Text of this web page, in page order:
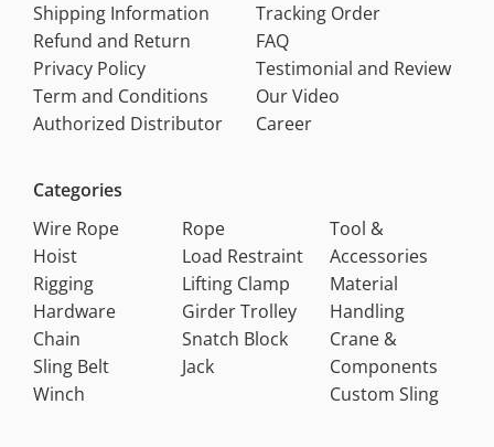
Shipping Information
Refund and Return
Privacy Policy
Term and Conditions
Authorized Distributor
Tracking Order
FAQ
Testimonial and Review
Our Video
Career
Categories
Wire Rope
Hoist
Rigging
Hardware
Chain
Sling Belt
Winch
Rope
Load Restraint
Lifting Clamp
Girder Trolley
Snatch Block
Jack
Tool &
Accessories
Material
Handling
Crane &
Components
Custom Sling